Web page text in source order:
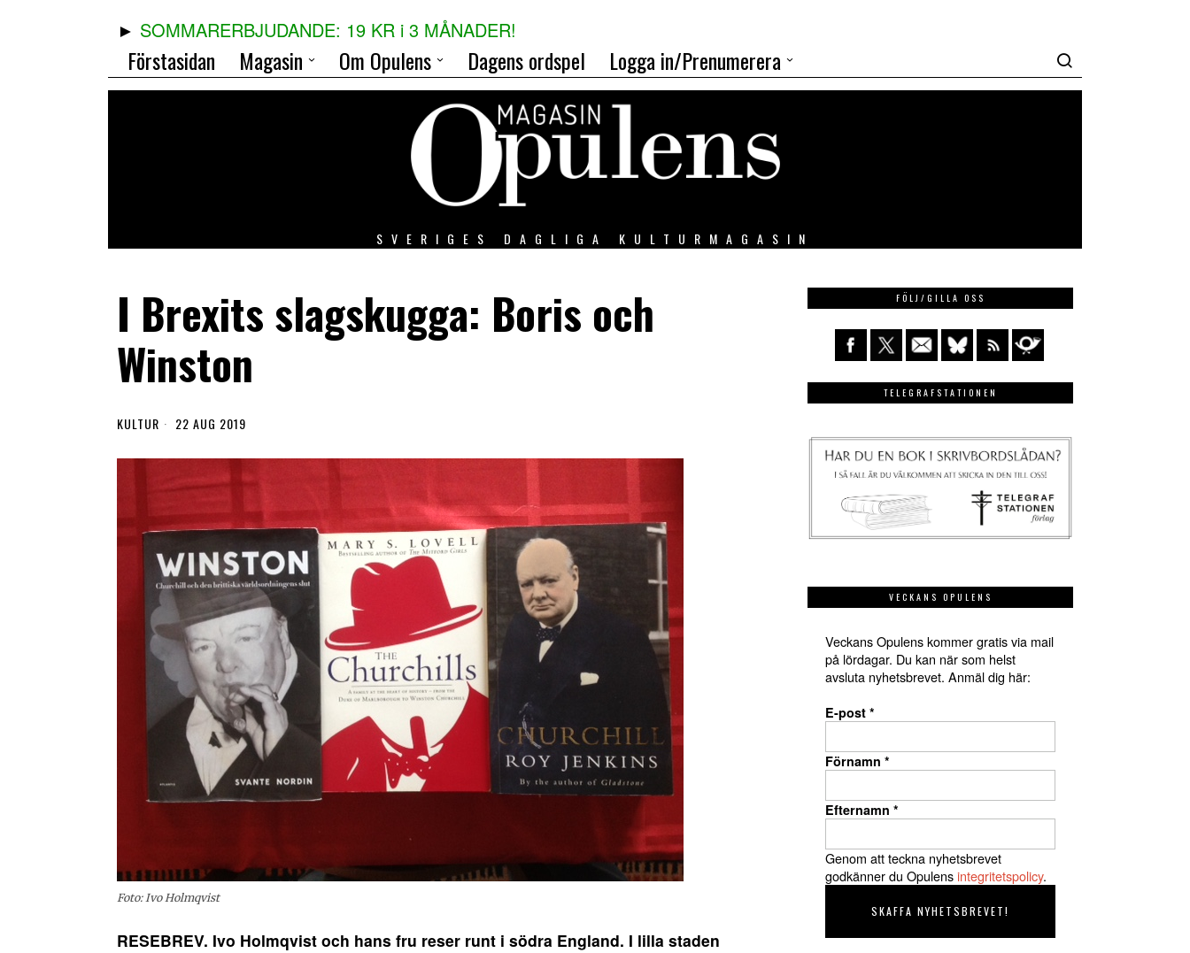
SOMMARERBJUDANDE: 19 KR i 3 MÅNADER!
Förstasidan Magasin Om Opulens Dagens ordspel Logga in/Prenumerera
SVERIGES DAGLIGA KULTURMAGASIN
I Brexits slagskugga: Boris och
Winston
KULTUR 22 AUG 2019
Foto: Ivo Holmqvist
RESEBREV. Ivo Holmqvist och hans fru reser runt i södra England. I lilla staden
FÖLJ/GILLA OSS
TELEGRAFSTATIONEN
VECKANS OPULENS
Veckans Opulens kommer gratis via mail
på lördagar. Du kan när som helst
avsluta nyhetsbrevet. Anmäl dig här:
E-post *
Förnamn *
Efternamn *
Genom att teckna nyhetsbrevet
godkänner du Opulensintegritetspolicy.